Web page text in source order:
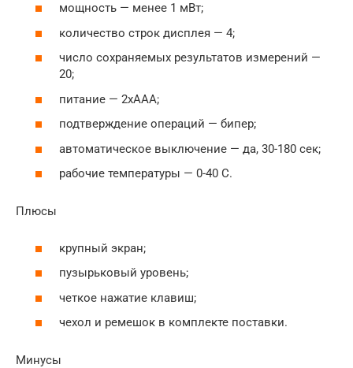
мощность — менее 1 мВт;
количество строк дисплея — 4;
число сохраняемых результатов измерений —
20;
питание — 2хААА;
подтверждение операций — бипер;
автоматическое выключение — да, 30-180 сек;
рабочие температуры — 0-40 С.
Плюсы
крупный экран;
пузырьковый уровень;
четкое нажатие клавиш;
чехол и ремешок в комплекте поставки.
Минусы